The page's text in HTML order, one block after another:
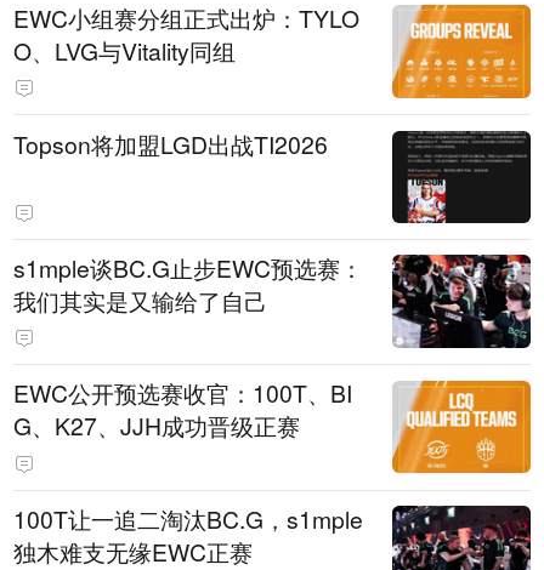
EWC小组赛分组正式出炉：TYLO
O、LVG与Vitality同组
Topson将加盟LGD出战TI2026
s1mple谈BC.G止步EWC预选赛：
我们其实是又输给了自己
EWC公开预选赛收官：100T、BI
G、K27、JJH成功晋级正赛
100T让一追二淘汰BC.G，s1mple
独木难支无缘EWC正赛